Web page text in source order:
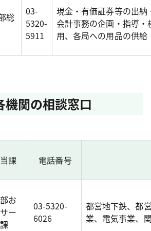
総
03-
5320-
5911
現金・有価証券等の出
会計事務の企画・指導
用、各局への用品の供給
機関の相談窓口
課 電話番号
お
ー
03-5320-
6026
都営地下鉄、都
業、電気事業、